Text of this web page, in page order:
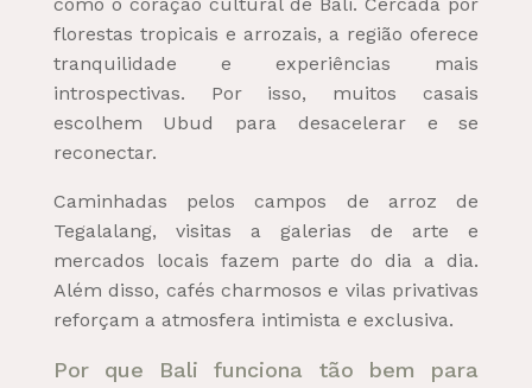
florestas tropicais e arrozais, a região oferece
tranquilidade e experiências mais
introspectivas. Por isso, muitos casais
escolhem Ubud para desacelerar e se
reconectar.
Caminhadas pelos campos de arroz de
Tegalalang, visitas a galerias de arte e
mercados locais fazem parte do dia a dia.
Além disso, cafés charmosos e vilas privativas
reforçam a atmosfera intimista e exclusiva.
Por que Bali funciona tão bem para